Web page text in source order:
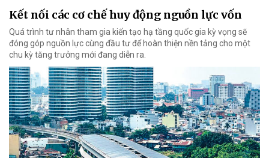
Kết nối các cơ chế huy động nguồn lực vốn
Quá trình tư nhân tham gia kiến tạo hạ tầng quốc gia kỳ vọng sẽ
đóng góp nguồn lực cùng đầu tư để hoàn thiện nền tảng cho một
chu kỳ tăng trưởng mới đang diễn ra.